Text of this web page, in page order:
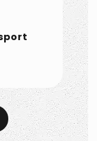
à
Le